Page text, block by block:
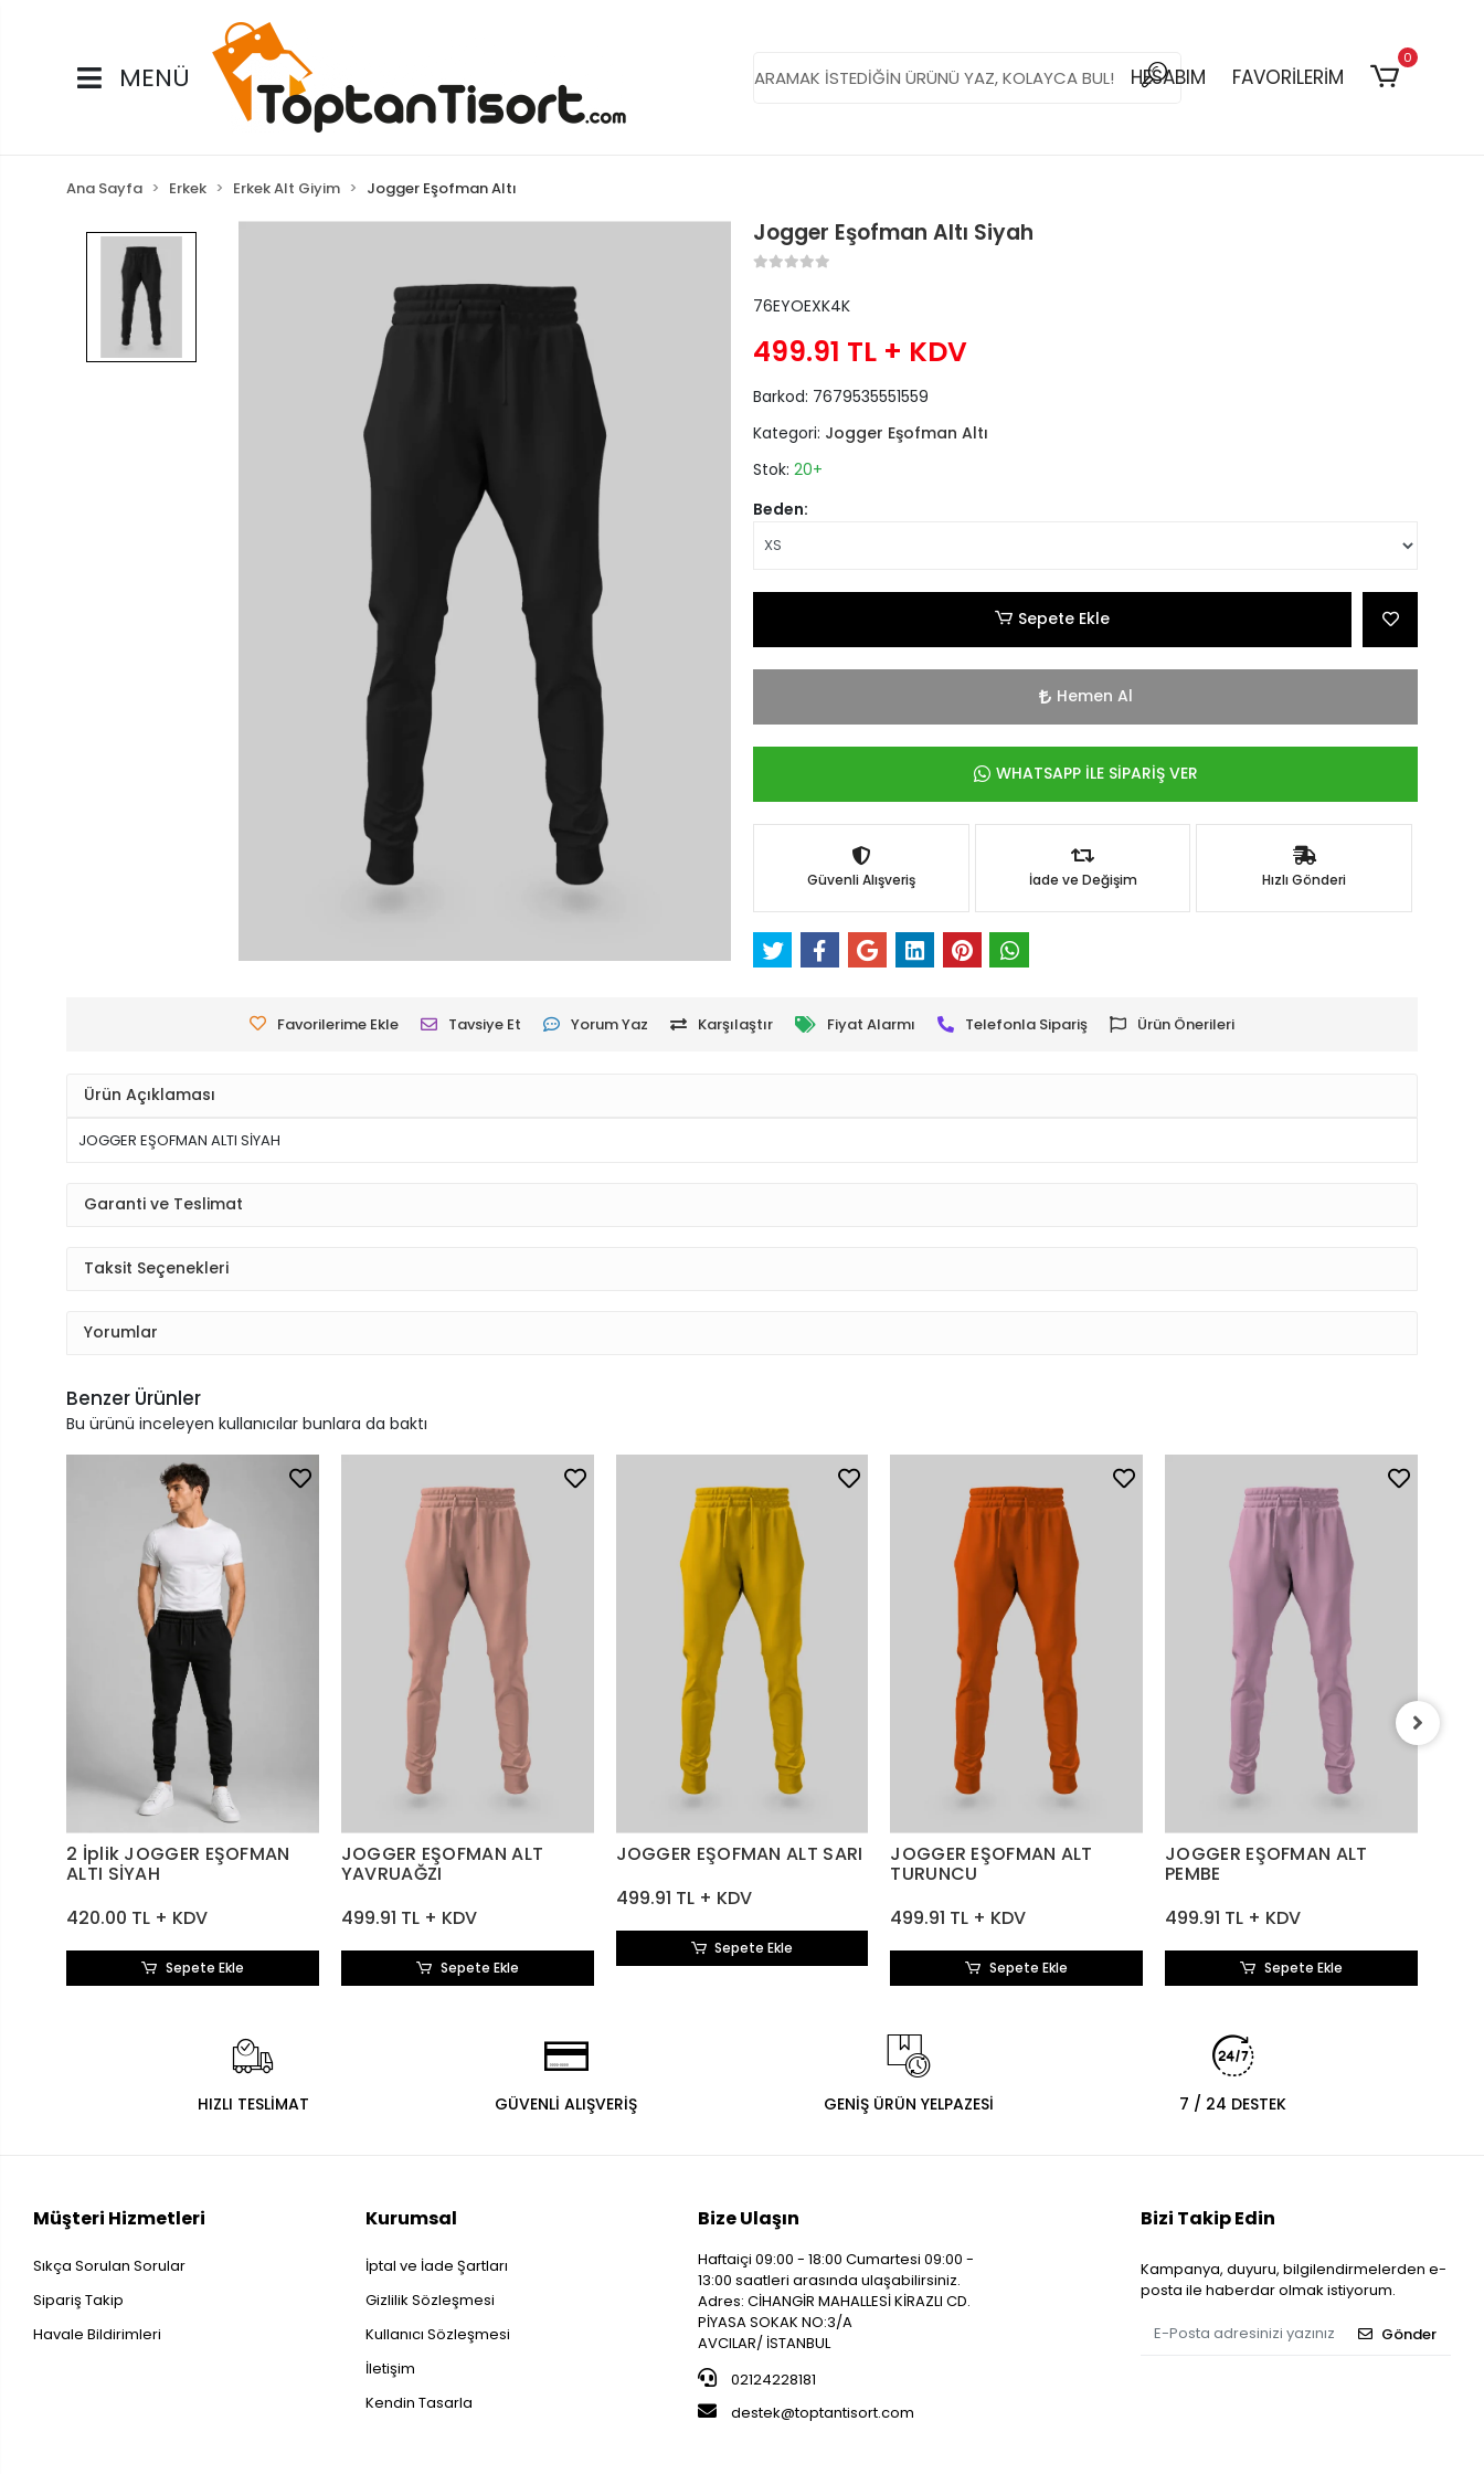
MENÜ HESABIM FAVORİLERİM
0
Ana Sayfa Erkek Erkek Alt Giyim Jogger Eşofman Altı
Jogger Eşofman Altı Siyah
76EYOEXK4K
499.91 TL + KDV
Barkod: 7679535551559
Kategori: Jogger Eşofman Altı
Stok: 20+
Beden:
Sepete Ekle
Hemen Al
WHATSAPP İLE SİPARİŞ VER
Güvenli Alışveriş İade ve Değişim Hızlı Gönderi
Favorilerime Ekle Tavsiye Et Yorum Yaz Karşılaştır Fiyat Alarmı Telefonla Sipariş Ürün Önerileri
Ürün Açıklaması
JOGGER EŞOFMAN ALTI SİYAH
Garanti ve Teslimat
Taksit Seçenekleri
Yorumlar
Benzer Ürünler
Bu ürünü inceleyen kullanıcılar bunlara da baktı
2 İplik JOGGER EŞOFMAN
ALTI SİYAH
420.00 TL + KDV
Sepete Ekle
JOGGER EŞOFMAN ALT
YAVRUAĞZI
499.91 TL + KDV
Sepete Ekle
JOGGER EŞOFMAN ALT SARI
499.91 TL + KDV
Sepete Ekle
JOGGER EŞOFMAN ALT
TURUNCU
499.91 TL + KDV
Sepete Ekle
JOGGER EŞOFMAN ALT
PEMBE
499.91 TL + KDV
Sepete Ekle
HIZLI TESLİMAT GÜVENLİ ALIŞVERİŞ GENİŞ ÜRÜN YELPAZESİ 7 / 24 DESTEK
Müşteri Hizmetleri
Sıkça Sorulan Sorular
Sipariş Takip
Havale Bildirimleri
Kurumsal
İptal ve İade Şartları
Gizlilik Sözleşmesi
Kullanıcı Sözleşmesi
İletişim
Kendin Tasarla
Bize Ulaşın
Haftaiçi 09:00 - 18:00 Cumartesi 09:00 -
13:00 saatleri arasında ulaşabilirsiniz.
Adres: CİHANGİR MAHALLESİ KİRAZLI CD.
PİYASA SOKAK NO:3/A
AVCILAR/ İSTANBUL
02124228181
destek@toptantisort.com
Bizi Takip Edin
Kampanya, duyuru, bilgilendirmelerden e-
posta ile haberdar olmak istiyorum.
Gönder